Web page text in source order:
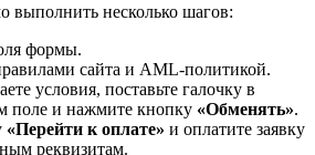
выполнить несколько шагов:
формы.
сайта и AML-политикой.
условия, поставьте галочку в
поле и нажмите кнопку «Обменять».
«Перейти к оплате» и оплатите заявку
реквизитам.